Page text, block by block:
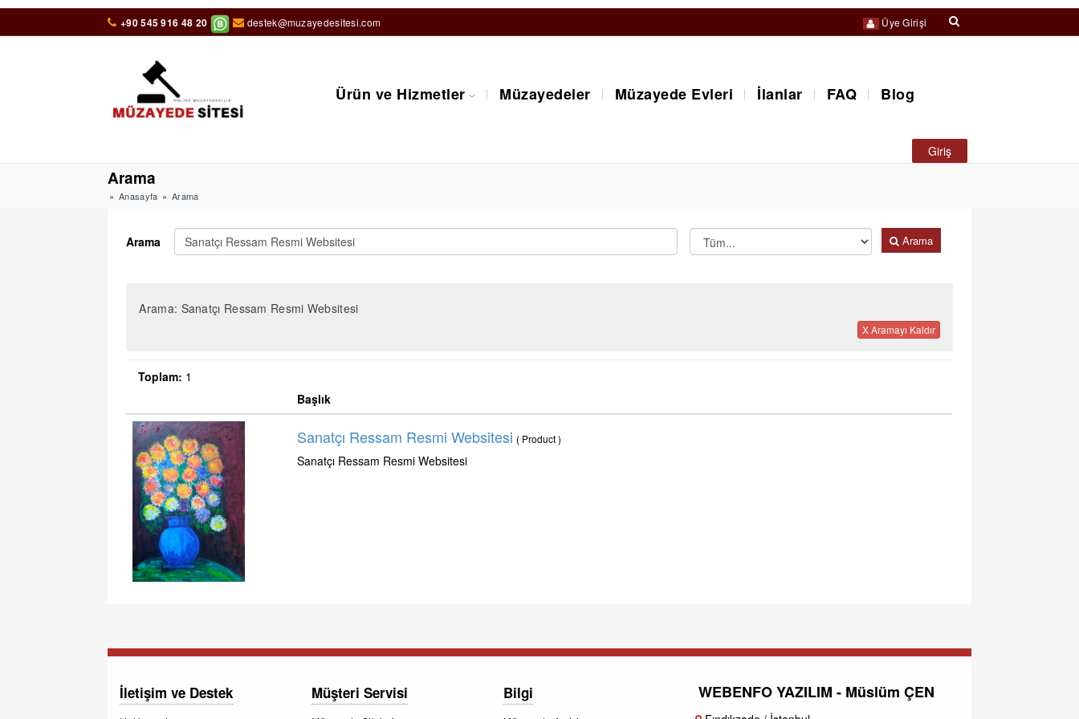
Üye Girişi
+90 545 916 48 20 destek@muzayedesitesi.com
Ürün ve Hizmetler Müzayedeler Müzayede Evleri İlanlar FAQ Blog
Giriş
Arama
Anasayfa Arama
Arama Arama
Arama: Sanatçı Ressam Resmi Websitesi
X Aramayı Kaldır
Toplam: 1
Başlık
Sanatçı Ressam Resmi Websitesi ( Product )
Sanatçı Ressam Resmi Websitesi
İletişim ve Destek Müşteri Servisi Bilgi WEBENFO YAZILIM - Müslüm ÇEN